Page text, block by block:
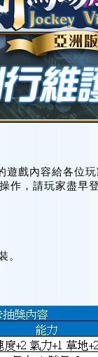
戲內容給各位
作，請玩家盡早
。